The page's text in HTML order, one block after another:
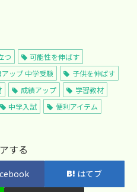
つ
可能性を伸ばす
アップ 中学受験
子供を伸ばす
成績アップ
学習教材
中学入試
便利アイテム
する
はてブ